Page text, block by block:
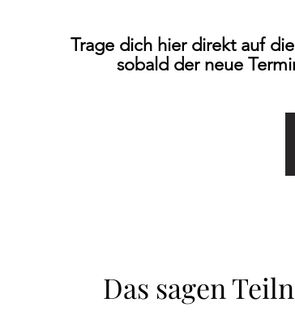
Trage dich hier direkt auf
sobald der neue
Das sagen